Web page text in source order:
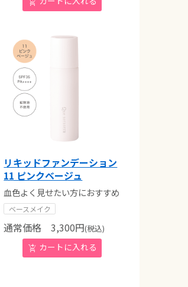
リキッドファンデーション
11 ピンクベージュ
血色よく見せたい方におすすめ
ベースメイク
通常価格 3,300円(税込)